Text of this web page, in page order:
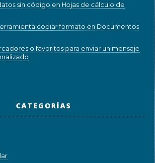
sin código en Hojas de cálculo de
copiar formato en Documentos
o favoritos para enviar un mensaje
CATEGORÍAS